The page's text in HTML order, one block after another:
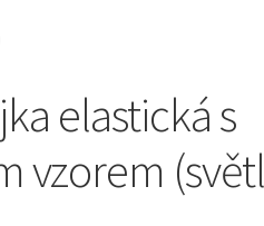
elastická s
vzorem